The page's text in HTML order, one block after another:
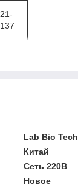
21-
137
Lab Bio Tech
Китай
Сеть 220В
Новое